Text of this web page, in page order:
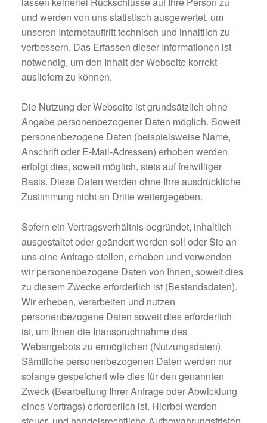
und werden von uns statistisch ausgewertet, um
unseren Internetauftritt technisch und inhaltlich zu
verbessern. Das Erfassen dieser Informationen ist
notwendig, um den Inhalt der Webseite korrekt
ausliefern zu können.
Die Nutzung der Webseite ist grundsätzlich ohne
Angabe personenbezogener Daten möglich. Soweit
personenbezogene Daten (beispielsweise Name,
Anschrift oder E-Mail-Adressen) erhoben werden,
erfolgt dies, soweit möglich, stets auf freiwilliger
Basis. Diese Daten werden ohne Ihre ausdrückliche
Zustimmung nicht an Dritte weitergegeben.
Sofern ein Vertragsverhältnis begründet, inhaltlich
ausgestaltet oder geändert werden soll oder Sie an
uns eine Anfrage stellen, erheben und verwenden
wir personenbezogene Daten von Ihnen, soweit dies
zu diesem Zwecke erforderlich ist (Bestandsdaten).
Wir erheben, verarbeiten und nutzen
personenbezogene Daten soweit dies erforderlich
ist, um Ihnen die Inanspruchnahme des
Webangebots zu ermöglichen (Nutzungsdaten).
Sämtliche personenbezogenen Daten werden nur
solange gespeichert wie dies für den genannten
Zweck (Bearbeitung Ihrer Anfrage oder Abwicklung
eines Vertrags) erforderlich ist. Hierbei werden